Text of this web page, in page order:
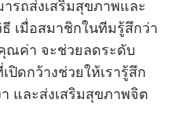
รถส่งเสริมสุขภาพและ
เมื่อสมาชิกในทีมรู้สึกว่า
ณค่า จะช่วยลดระดับ
ปิดกว้างช่วยให้เรารู้สึก
และส่งเสริมสุขภาพจิต